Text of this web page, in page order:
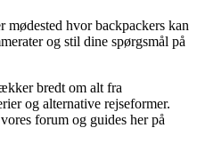
mødested hvor backpackers kan
og stil dine spørgsmål på
bredt om alt fra
og alternative rejseformer.
forum og guides her på